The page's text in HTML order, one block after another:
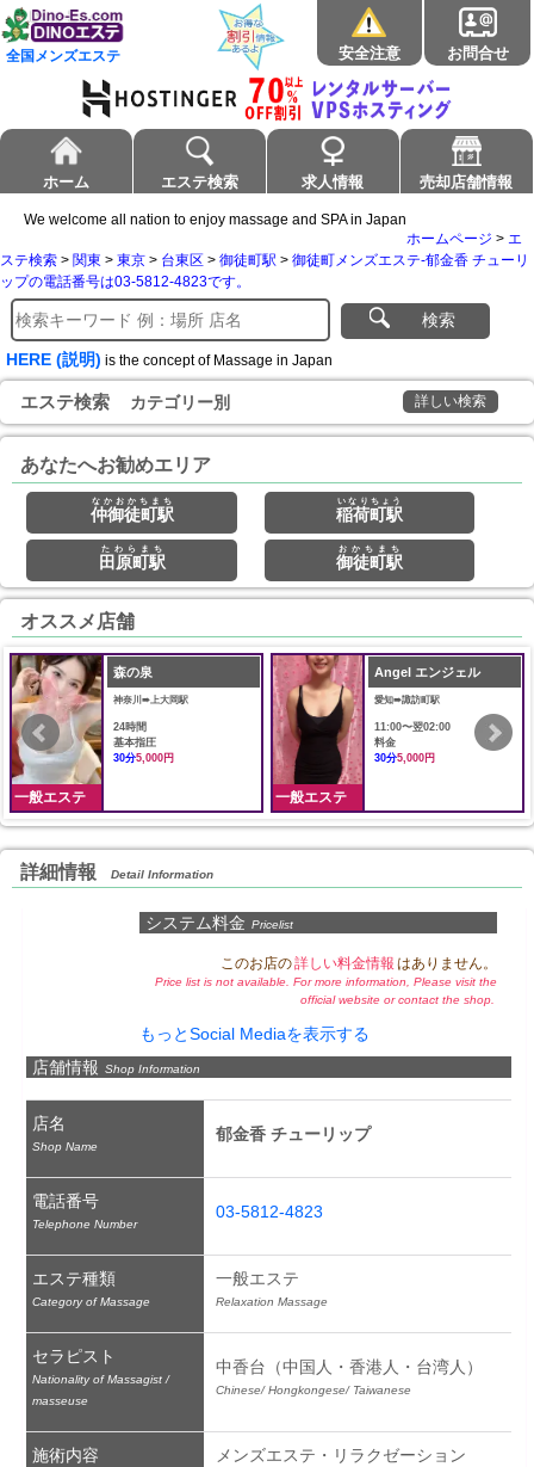
全国メンズエステ 安全注意 お問合せ
ホーム エステ検索 求人情報 売却店舗情報
We welcome all nation to enjoy massage and SPA in Japan
ホームページ > エ
ステ検索 > 関東 > 東京 > 台東区 > 御徒町駅 > 御徒町メンズエステ-郁金香 チューリ
ップの電話番号は03-5812-4823です。
検索
HERE (説明) is the concept of Massage in Japan
エステ検索 カテゴリー別 詳しい検索
あなたへお勧めエリア
仲御徒町駅
なかおかちまち
稲荷町駅
いなりちょう
田原町駅
たわらまち
御徒町駅
おかちまち
オススメ店舗
一般エステ
森の泉
神奈川➠上大岡駅
24時間
基本指圧
30分5,000円
一般エステ
Angel エンジェル
愛知➠諏訪町駅
11:00〜翌02:00
料金
30分5,000円
詳細情報 Detail Information
システム料金 Pricelist
このお店の詳しい料金情報 はありません。
Price list is not available. For more information, Please visit the
official website or contact the shop.
もっとSocial Mediaを表示する
店舗情報 Shop Information
店名
Shop Name
郁金香 チューリップ
電話番号
Telephone Number
03-5812-4823
エステ種類
Category of Massage
一般エステ
Relaxation Massage
セラピスト
Nationality of Massagist /
masseuse
中香台（中国人・香港人・台湾人）
Chinese/ Hongkongese/ Taiwanese
施術内容 メンズエステ・リラクゼーション